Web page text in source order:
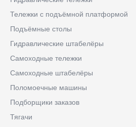
Тележки с подъёмной платформой
Подъёмные столы
Гидравлические штабелёры
Самоходные тележки
Самоходные штабелёры
Поломоечные машины
Подборщики заказов
Тягачи